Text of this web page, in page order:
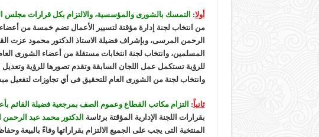
أولا: التمسك بالشورى والمؤسسية، والالتزام بكل قرارات مجلس
من انتخاب لجنة إدارة مؤقتة لتسيير الأعمال تضم خمسة من أعضاء
الرحمن المرسى، وبإشراف فضيلة الاستاذ الدكتور محمود عزت
المسلمين، وانتخاب لجنة انتخابات مستقلة من أعضاء الشورى
للرؤية تستكمل عمل اللجان السابقة وتقدم تصورها للرؤية
وانتخاب لجنة من الشورى العام للتحقيق فى أي تجاوزات لتفعيل
ثانياً: التزام مكاتب القطاع وعموم الصف بمرجعية فضيلة القائم
بقرارات اللجنة الإدارية المؤقتة برئاسة الدكتور محمد عبد
المنتخبة التى يجب على الجميع الالتزام بقراراتها وفاءً بالبيعة